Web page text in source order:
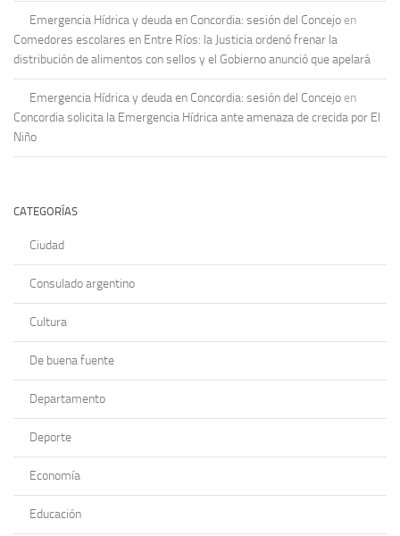
Emergencia Hídrica y deuda en Concordia: sesión del Concejo en
Comedores escolares en Entre Ríos: la Justicia ordenó frenar la
distribución de alimentos con sellos y el Gobierno anunció que apelará
Emergencia Hídrica y deuda en Concordia: sesión del Concejo en
Concordia solicita la Emergencia Hídrica ante amenaza de crecida por El
Niño
CATEGORÍAS
Ciudad
Consulado argentino
Cultura
De buena fuente
Departamento
Deporte
Economía
Educación